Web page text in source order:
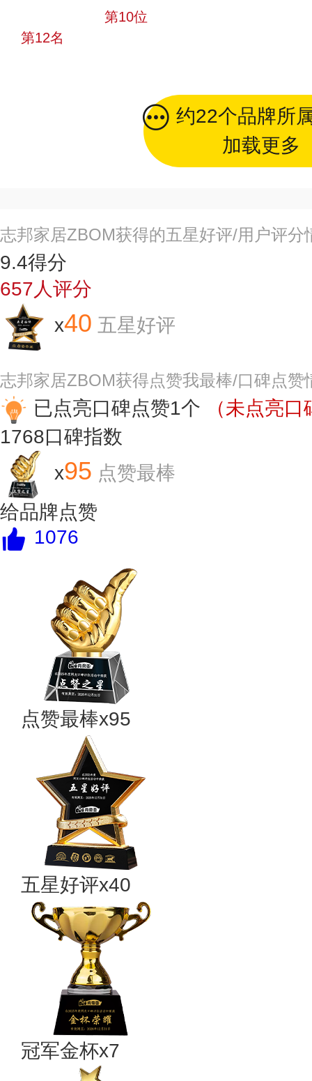
第10位
第12名
约22个品牌所
加载更多
志邦家居ZBOM获得的五星好评/用户评分
9.4得分
657人评分
x40 五星好评
志邦家居ZBOM获得点赞我最棒/口碑点赞
已点亮口碑点赞1个
（未点亮
1768口碑指数
x95 点赞最棒
给品牌点赞
1076
点赞最棒x95
五星好评x40
冠军金杯x7